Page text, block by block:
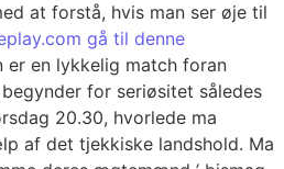
at forstå, hvis man ser øje til
gå til denne
er en lykkelig match foran
for seriøsitet således
20.30, hvorlede ma
af det tjekkiske landshold. Ma